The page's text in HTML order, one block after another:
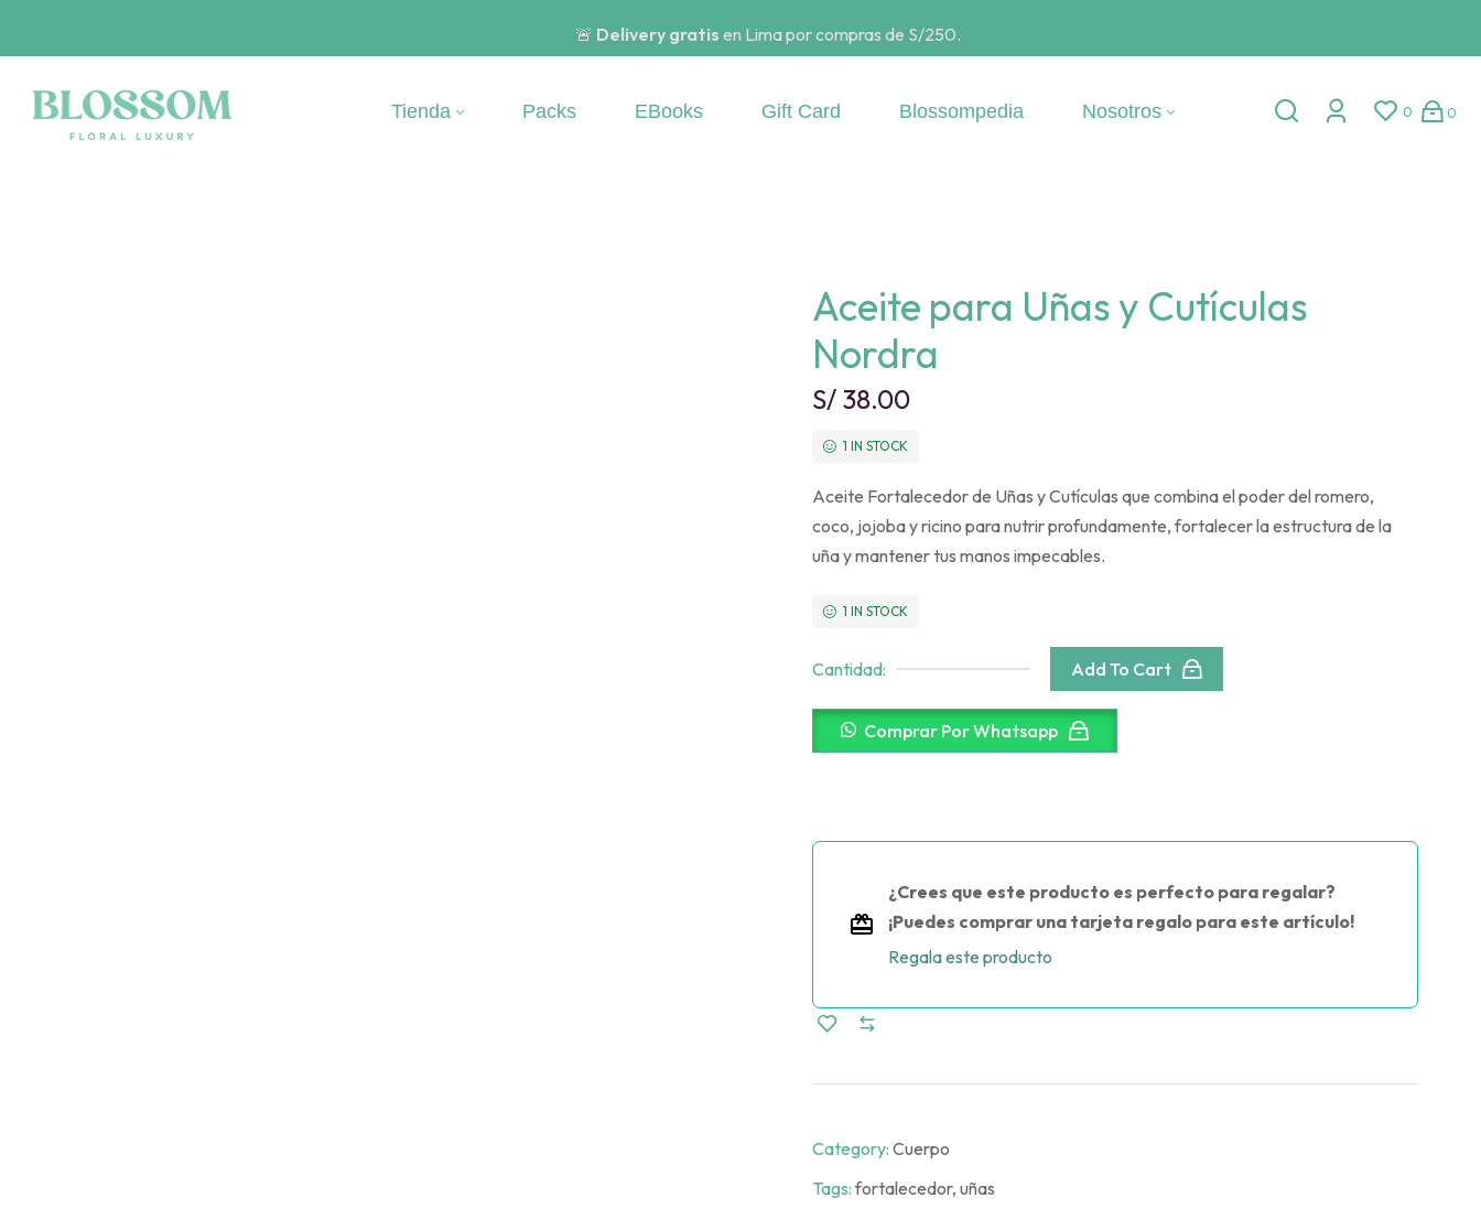
🚨 Delivery gratis en Lima por compras de S/250.
Tienda Packs EBooks Gift Card Blossompedia Nosotros 0 0
Aceite para Uñas y Cutículas
Nordra
S/ 38.00
1 IN STOCK
Aceite Fortalecedor de Uñas y Cutículas que combina el poder del romero,
coco, jojoba y ricino para nutrir profundamente, fortalecer la estructura de la
uña y mantener tus manos impecables.
1 IN STOCK
Cantidad: Add To Cart
Comprar Por Whatsapp
¿Crees que este producto es perfecto para regalar?
¡Puedes comprar una tarjeta regalo para este artículo!
Regala este producto
Category: Cuerpo
Tags: fortalecedor, uñas